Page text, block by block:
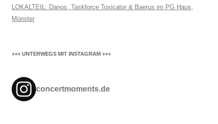
LOKALTEIL: Danos, Taskforce Toxicator & Baerus im PG Haus,
Münster
+++ UNTERWEGS MIT INSTAGRAM +++
concertmoments.de